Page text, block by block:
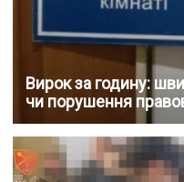
Вирок за годину:
чи порушення